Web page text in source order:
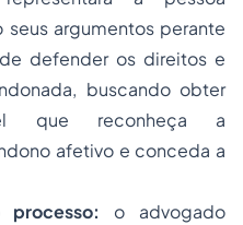
seus argumentos perante
defender os direitos e
buscando obter
que reconheça a
afetivo e conceda a
processo: o advogado